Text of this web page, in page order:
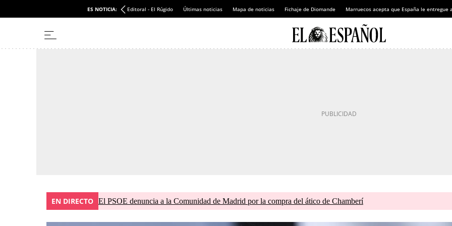
ES NOTICIA: Editoral - El Rúgido Últimas noticias Mapa de noticias Fichaje de Diomande Marruecos acepta que España le entregue
EN DIRECTO El PSOE denuncia a la Comunidad de Madrid por la compra del ático de Chamberí